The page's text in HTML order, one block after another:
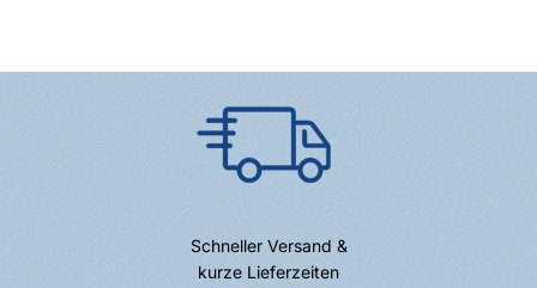
Schneller Versand &
kurze Lieferzeiten